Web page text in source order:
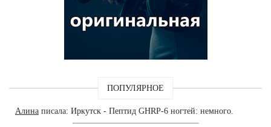
ПОПУЛЯРНОЕ
Алина писала: Иркутск - Пептид GHRP-6 ногтей: немного.